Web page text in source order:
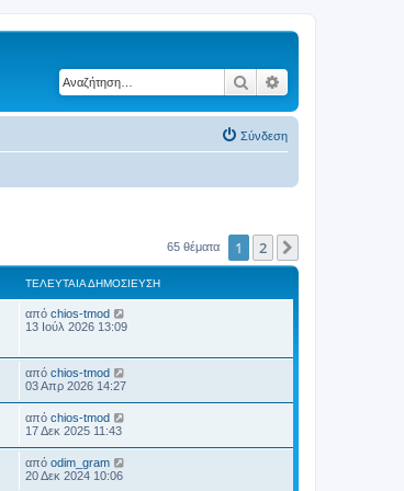
Αναζήτηση
Σύνδεση
65 θέματα 1 2
ΤΕΛΕΥΤΑΊΑ ΔΗΜΟΣΊΕΥΣΗ
Τ
ε
τ
α
ί
α
δ
ο
σ
από chios-tmod
13 Ιούλ 2026 13:09
Τ
ε
υ
τ
α
ί
α
από chios-tmod
03 Απρ 2026 14:27
Τ
ε
υ
τ
από chios-tmod
17 Δεκ 2025 11:43
Τ
ε
από odim_gram
20 Δεκ 2024 10:06